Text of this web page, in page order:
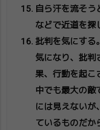
自ら汗を流そう
などで近道を探
批判を気にする
気になり、批判
果、行動を起こ
中でも最大の敵
には見えないが
ているものだか